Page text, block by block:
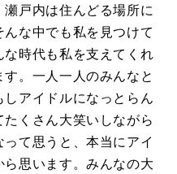
戸内は住んどる場所に
な中でも私を見つけて
な時代も私を支えてくれ
。一人一人のみんなと
アイドルになっとらん
くさん大笑いしながら
て思うと、本当にアイ
ら思います。みんなの大